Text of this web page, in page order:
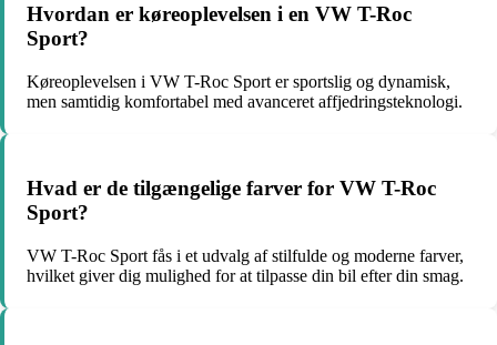
Hvordan er køreoplevelsen i en VW T-Roc
Sport?
Køreoplevelsen i VW T-Roc Sport er sportslig og dynamisk,
men samtidig komfortabel med avanceret affjedringsteknologi.
Hvad er de tilgængelige farver for VW T-Roc
Sport?
VW T-Roc Sport fås i et udvalg af stilfulde og moderne farver,
hvilket giver dig mulighed for at tilpasse din bil efter din smag.